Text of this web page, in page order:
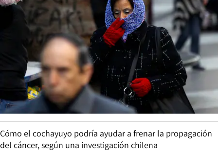
Cómo el cochayuyo podría ayudar a frenar la propagación
del cáncer, según una investigación chilena